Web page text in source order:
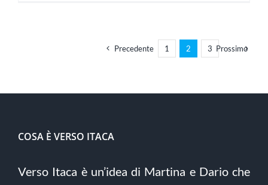
Precedente 1 2 3 Prossimo
COSA È VERSO ITACA
Verso Itaca è un’idea di Martina e Dario che